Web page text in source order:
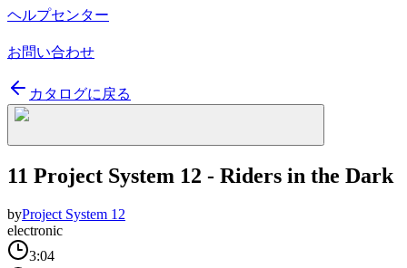
ヘルプセンター
お問い合わせ
カタログに戻る
11 Project System 12 - Riders in the Dark
byProject System 12
electronic
3:04